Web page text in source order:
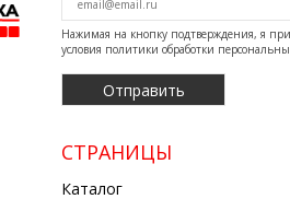
Нажимая на кнопку подтверждения, я
условия политики обработки
СТРАНИЦЫ
Каталог